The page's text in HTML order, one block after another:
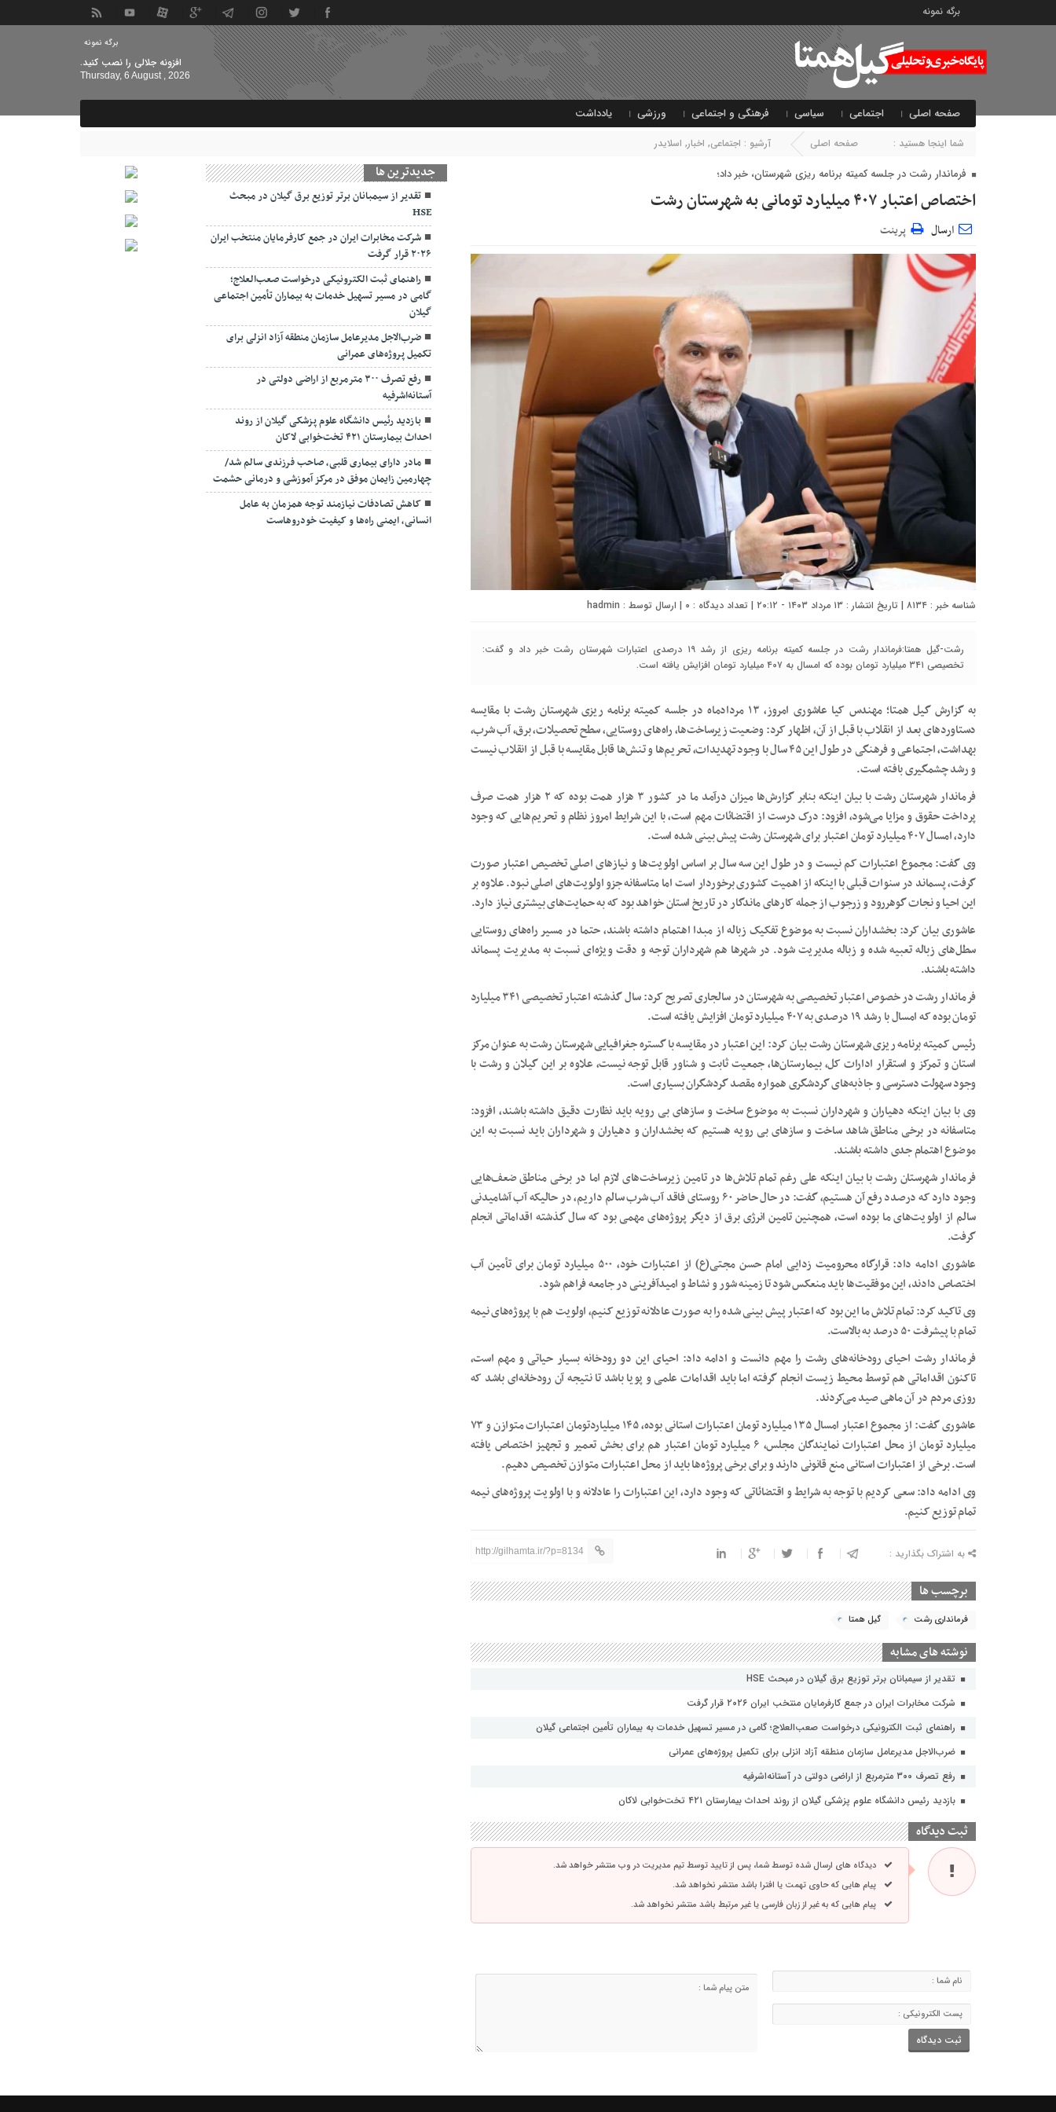
برگه نمونه
برگه نمونه
افزونه جلالی را نصب کنید.
Thursday, 6 August , 2026
صفحه اصلی اجتماعی سیاسی فرهنگی و اجتماعی ورزشی یادداشت
شما اینجا هستید : صفحه اصلی آرشیو : اجتماعی, اخبار, اسلایدر
فرماندار رشت در جلسه کمیته برنامه ریزی شهرستان، خبر داد؛
اختصاص اعتبار ۴۰۷ میلیارد تومانی به شهرستان رشت
ارسال پرینت
شناسه خبر : ۸۱۳۴ | تاریخ انتشار : ۱۳ مرداد ۱۴۰۳ - ۲۰:۱۲ | تعداد دیدگاه : ۰ | ارسال توسط : hadmin
رشت-گیل همتا:فرماندار رشت در جلسه کمیته برنامه ریزی از رشد ۱۹ درصدی اعتبارات شهرستان رشت خبر داد و گفت:
تخصیصی ۳۴۱ میلیارد تومان بوده که امسال به ۴۰۷ میلیارد تومان افزایش یافته است.
به گزارش گیل همتا؛ مهندس کیا عاشوری امروز، ۱۳ مردادماه در جلسه کمیته برنامه ریزی شهرستان رشت با مقایسه
دستاوردهای بعد از انقلاب با قبل از آن، اظهار کرد: وضعیت زیرساخت‌ها، راه‌های روستایی، سطح تحصیلات، برق، آب شرب،
بهداشت، اجتماعی و فرهنگی در طول این ۴۵ سال با وجود تهدیدات، تحریم‌ها و تنش‌ها قابل مقایسه با قبل از انقلاب نیست
و رشد چشمگیری بافته است.
فرماندار شهرستان رشت با بیان اینکه بنابر گزارش‌ها میزان درآمد ما در کشور ۳ هزار همت بوده که ۲ هزار همت صرف
پرداخت حقوق و مزایا می‌شود، افزود: درک درست از اقتضائات مهم است، با این شرایط امروز نظام و تحریم‌هایی که وجود
دارد، امسال ۴۰۷ میلیارد تومان اعتبار برای شهرستان رشت پیش بینی شده است.
وی گفت: مجموع اعتبارات کم نیست و در طول این سه سال بر اساس اولویت‌ها و نیازهای اصلی تخصیص اعتبار صورت
گرفت، پسماند در سنوات قبلی با اینکه از اهمیت کشوری برخوردار است اما متاسفانه جزو اولویت‌های اصلی نبود. علاوه بر
این احیا و نجات گوهررود و زرجوب از جمله کارهای ماندگار در تاریخ استان خواهد بود که به حمایت‌های بیشتری نیاز دارد.
عاشوری بیان کرد: بخشداران نسبت به موضوع تفکیک زباله از مبدا اهتمام داشته باشند، حتما در مسیر راه‌های روستایی
سطل‌های زباله تعبیه شده و زباله مدیریت شود. در شهرها هم شهرداران توجه و دقت ویژه‌ای نسبت به مدیریت پسماند
داشته باشند.
فرماندار رشت در خصوص اعتبار تخصیصی به شهرستان در سالجاری تصریح کرد: سال گذشته اعتبار تخصیصی ۳۴۱ میلیارد
تومان بوده که امسال با رشد ۱۹ درصدی به ۴۰۷ میلیارد تومان افزایش یافته است.
رئیس کمیته برنامه ریزی شهرستان رشت بیان کرد: این اعتبار در مقایسه با گستره جغرافیایی شهرستان رشت به عنوان مرکز
استان و تمرکز و استقرار ادارات کل، بیمارستان‌ها، جمعیت ثابت و شناور قابل توجه نیست، علاوه بر این گیلان و رشت با
وجود سهولت دسترسی و جاذبه‌های گردشگری همواره مقصد گردشگران بسیاری است.
وی با بیان اینکه دهیاران و شهرداران نسبت به موضوع ساخت و سازهای بی رویه باید نظارت دقیق داشته باشند، افزود:
متاسفانه در برخی مناطق شاهد ساخت و سازهای بی رویه هستیم که بخشداران و دهیاران و شهرداران باید نسبت به این
موضوع اهتمام جدی داشته باشند.
فرماندار شهرستان رشت با بیان اینکه علی رغم تمام تلاش‌ها در تامین زیرساخت‌های لازم اما در برخی مناطق ضعف‌هایی
وجود دارد که درصدد رفع آن هستیم، گفت: در حال حاضر ۶۰ روستای فاقد آب شرب سالم داریم، در حالیکه آب آشامیدنی
سالم از اولویت‌های ما بوده است، همچنین تامین انرژی برق از دیگر پروژه‌های مهمی بود که سال گذشته اقداماتی انجام
گرفت.
عاشوری ادامه داد: قرارگاه محرومیت زدایی امام حسن مجتی(ع) از اعتبارات خود، ۵۰۰ میلیارد تومان برای تأمین آب
اختصاص دادند، این موفقیت‌ها باید منعکس شود تا زمینه شور و نشاط و امیدآفرینی در جامعه فراهم شود.
وی تاکید کرد: تمام تلاش ما این بود که اعتبار پیش بینی شده را به صورت عادلانه توزیع کنیم، اولویت هم با پروژه‌های نیمه
تمام با پیشرفت ۵۰ درصد به بالاست.
فرماندار رشت احیای رودخانه‌های رشت را مهم دانست و ادامه داد: احیای این دو رودخانه بسیار حیاتی و مهم است،
تاکنون اقداماتی هم توسط محیط زیست انجام گرفته اما باید اقدامات علمی و پویا باشد تا نتیجه آن رودخانه‌ای باشد که
روزی مردم در آن ماهی صید می‌کردند.
عاشوری گفت: از مجموع اعتبار امسال ۱۳۵ میلیارد تومان اعتبارات استانی بوده، ۱۴۵ میلیاردتومان اعتبارات متوازن و ۷۳
میلیارد تومان از محل اعتبارات نمایندگان مجلس، ۶ میلیارد تومان اعتبار هم برای بخش تعمیر و تجهیز اختصاص یافته
است. برخی از اعتبارات استانی منع قانونی دارند و برای برخی پروژه‌ها باید از محل اعتبارات متوازن تخصیص دهیم.
وی ادامه داد: سعی کردیم با توجه به شرایط و اقتضائاتی که وجود دارد، این اعتبارات را عادلانه و با اولویت پروژه‌های نیمه
تمام توزیع کنیم.
به اشتراک بگذارید : http://gilhamta.ir/?p=8134
برچسب ها
فرمانداری رشت گیل همتا
نوشته های مشابه
تقدیر از سیمبانان برتر توزیع برق گیلان در مبحث HSE
شرکت مخابرات ایران در جمع کارفرمایان منتخب ایران ۲۰۲۶ قرار گرفت
راهنمای ثبت الکترونیکی درخواست صعب‌العلاج؛ گامی در مسیر تسهیل خدمات به بیماران تأمین اجتماعی گیلان
ضرب‌الاجل مدیرعامل سازمان منطقه آزاد انزلی برای تکمیل پروژه‌های عمرانی
رفع تصرف ۳۰۰ مترمربع از اراضی دولتی در آستانه‌اشرفیه
بازدید رئیس دانشگاه علوم پزشکی گیلان از روند احداث بیمارستان ۴۲۱ تخت‌خوابی لاکان
ثبت دیدگاه
دیدگاه های ارسال شده توسط شما، پس از تایید توسط تیم مدیریت در وب منتشر خواهد شد.
پیام هایی که حاوی تهمت یا افترا باشد منتشر نخواهد شد.
پیام هایی که به غیر از زبان فارسی یا غیر مرتبط باشد منتشر نخواهد شد.
جديدترين ها
تقدیر از سیمبانان برتر توزیع برق گیلان در مبحث
HSE
شرکت مخابرات ایران در جمع کارفرمایان منتخب ایران
۲۰۲۶ قرار گرفت
راهنمای ثبت الکترونیکی درخواست صعب‌العلاج؛
گامی در مسیر تسهیل خدمات به بیماران تأمین اجتماعی
گیلان
ضرب‌الاجل مدیرعامل سازمان منطقه آزاد انزلی برای
تکمیل پروژه‌های عمرانی
رفع تصرف ۳۰۰ مترمربع از اراضی دولتی در
آستانه‌اشرفیه
بازدید رئیس دانشگاه علوم پزشکی گیلان از روند
احداث بیمارستان ۴۲۱ تخت‌خوابی لاکان
مادر دارای بیماری قلبی، صاحب فرزندی سالم شد/
چهارمین زایمان موفق در مرکز آموزشی و درمانی حشمت
کاهش تصادفات نیازمند توجه همزمان به عامل
انسانی، ایمنی راه‌ها و کیفیت خودروهاست